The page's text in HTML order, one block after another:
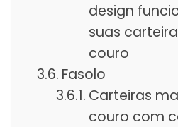
design
suas
couro
Fasolo
Carteiras
couro com